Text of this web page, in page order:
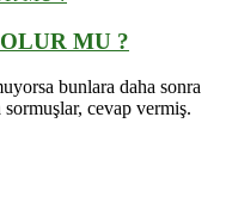
MU ?
bunlara daha sonra
cevap vermiş.